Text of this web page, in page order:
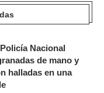
Nacional
de mano y
halladas en una